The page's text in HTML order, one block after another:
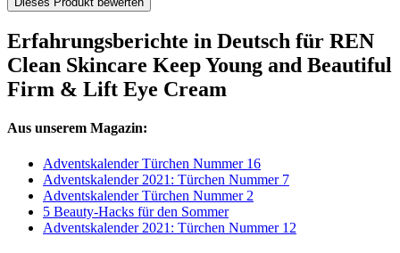
Erfahrungsberichte in Deutsch für REN
Clean Skincare Keep Young and Beautiful
Firm & Lift Eye Cream
Aus unserem Magazin:
Adventskalender Türchen Nummer 16
Adventskalender 2021: Türchen Nummer 7
Adventskalender Türchen Nummer 2
5 Beauty-Hacks für den Sommer
Adventskalender 2021: Türchen Nummer 12